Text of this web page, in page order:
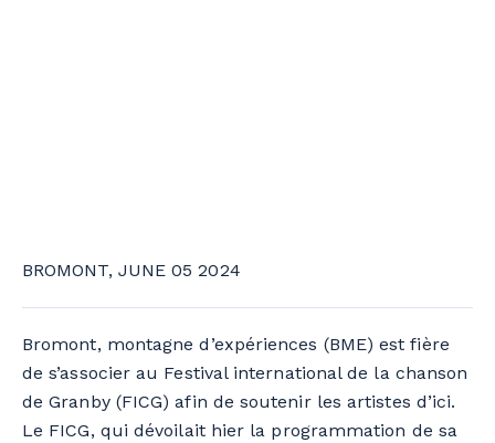
BROMONT, JUNE 05 2024
Bromont, montagne d’expériences (BME) est fière
de s’associer au Festival international de la chanson
de Granby (FICG) afin de soutenir les artistes d’ici.
Le FICG, qui dévoilait hier la programmation de sa